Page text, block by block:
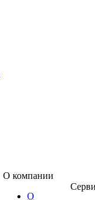
О компании
О